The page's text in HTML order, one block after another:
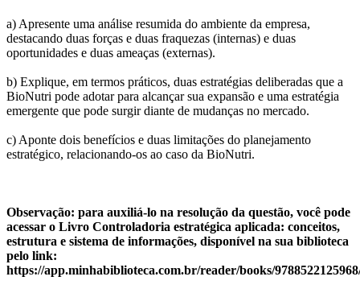
a) Apresente uma análise resumida do ambiente da empresa,
destacando duas forças e duas fraquezas (internas) e duas
oportunidades e duas ameaças (externas).
b) Explique, em termos práticos, duas estratégias deliberadas que a
BioNutri pode adotar para alcançar sua expansão e uma estratégia
emergente que pode surgir diante de mudanças no mercado.
c) Aponte dois benefícios e duas limitações do planejamento
estratégico, relacionando-os ao caso da BioNutri.
Observação: para auxiliá-lo na resolução da questão, você pode
acessar o Livro Controladoria estratégica aplicada: conceitos,
estrutura e sistema de informações, disponível na sua biblioteca
pelo link:
https://app.minhabiblioteca.com.br/reader/books/